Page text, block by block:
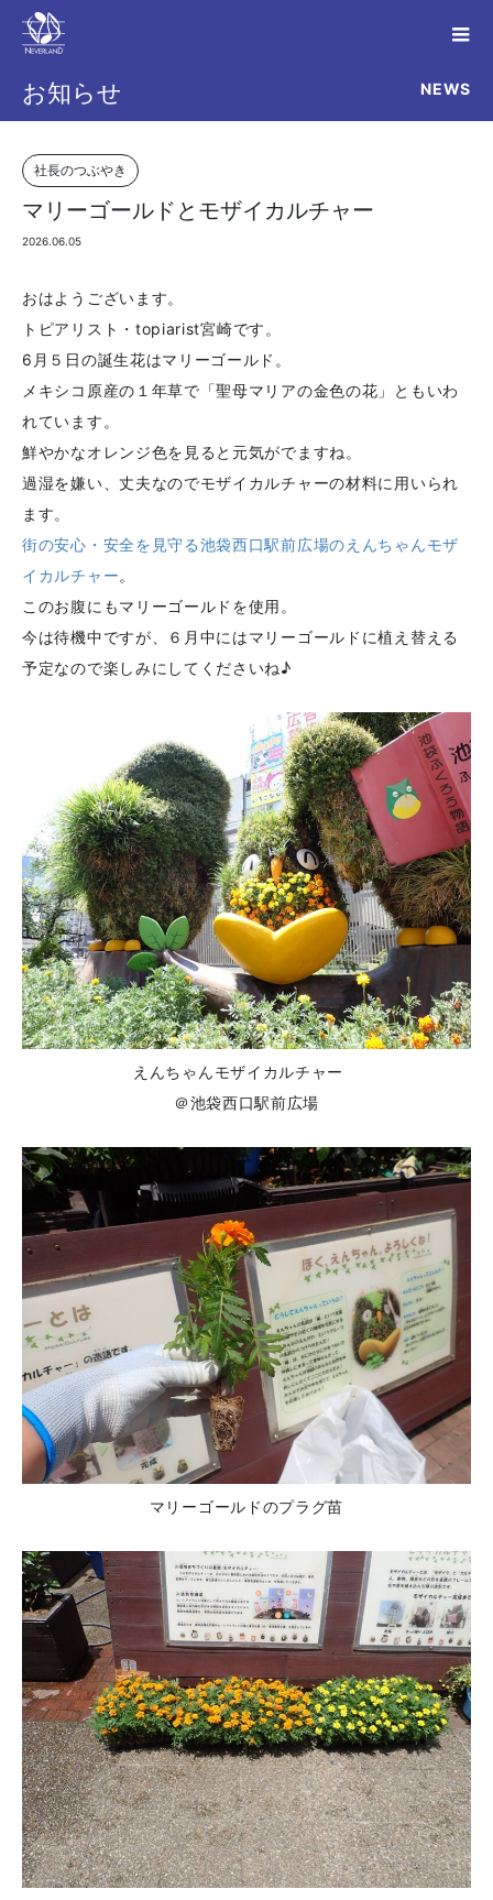
お知らせ NEWS
社長のつぶやき
マリーゴールドとモザイカルチャー
2026.06.05
おはようございます。
トピアリスト・topiarist宮崎です。
6月５日の誕生花はマリーゴールド。
メキシコ原産の１年草で「聖母マリアの金色の花」ともいわ
れています。
鮮やかなオレンジ色を見ると元気がでますね。
過湿を嫌い、丈夫なのでモザイカルチャーの材料に用いられ
ます。
街の安心・安全を見守る池袋西口駅前広場のえんちゃんモザ
イカルチャー。
このお腹にもマリーゴールドを使用。
今は待機中ですが、６月中にはマリーゴールドに植え替える
予定なので楽しみにしてくださいね♪
えんちゃんモザイカルチャー
＠池袋西口駅前広場
マリーゴールドのプラグ苗